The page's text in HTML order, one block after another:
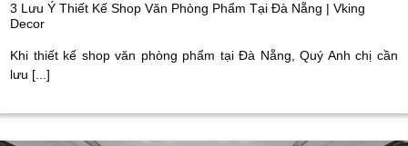
3 Lưu Ý Thiết Kế Shop Văn Phòng Phẩm Tại Đà Nẵng | Vking
Decor
Khi thiết kế shop văn phòng phẩm tại Đà Nẵng, Quý Anh chị cần
lưu [...]